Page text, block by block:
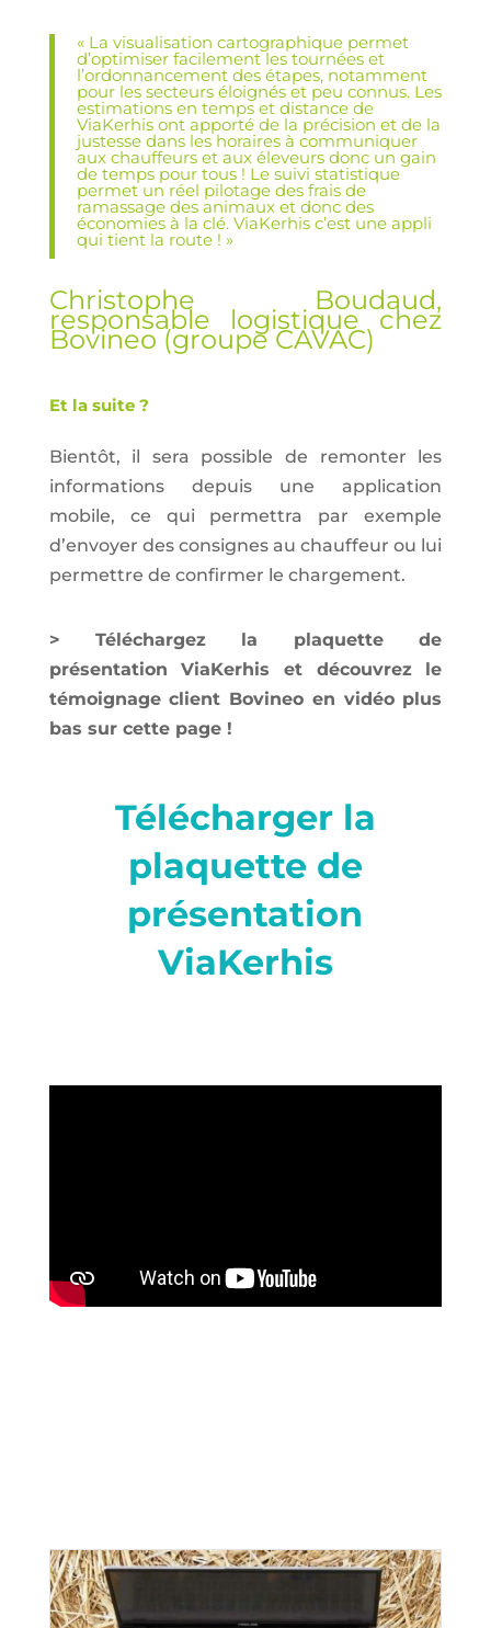
« La visualisation cartographique permet
d’optimiser facilement les tournées et
l’ordonnancement des étapes, notamment
pour les secteurs éloignés et peu connus. Les
estimations en temps et distance de
ViaKerhis ont apporté de la précision et de la
justesse dans les horaires à communiquer
aux chauffeurs et aux éleveurs donc un gain
de temps pour tous ! Le suivi statistique
permet un réel pilotage des frais de
ramassage des animaux et donc des
économies à la clé. ViaKerhis c’est une appli
qui tient la route ! »
Christophe Boudaud,
responsable logistique chez
Bovineo (groupe CAVAC)
Et la suite ?
Bientôt, il sera possible de remonter les
informations depuis une application
mobile, ce qui permettra par exemple
d’envoyer des consignes au chauffeur ou lui
permettre de confirmer le chargement.
> Téléchargez la plaquette de
présentation ViaKerhis et découvrez le
témoignage client Bovineo en vidéo plus
bas sur cette page !
Télécharger la
plaquette de
présentation
ViaKerhis